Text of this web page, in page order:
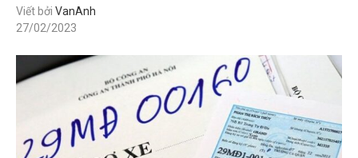
Viết bởi VanAnh
27/02/2023